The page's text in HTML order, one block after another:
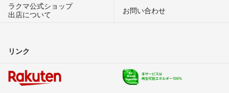
ラクマ公式ショップ
出店について
お問い合わせ
リンク